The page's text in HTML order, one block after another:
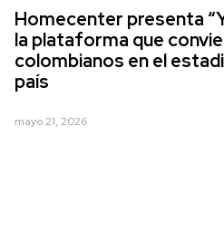
Homecenter presenta
la plataforma que
colombianos en el
país
mayo 21, 2026